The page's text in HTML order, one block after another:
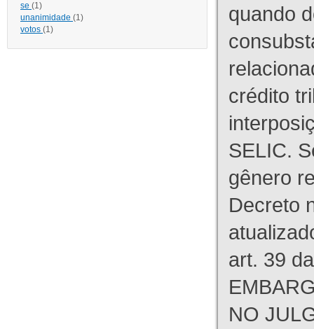
se (1)
unanimidade (1)
votos (1)
quando
crédito
SELIC.
gênero
Decreto
art. 39
NO